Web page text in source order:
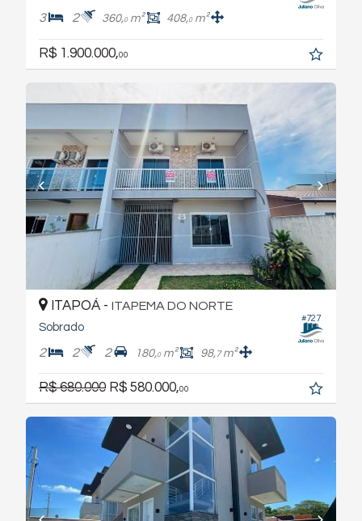
3 2 360,0m² 408,0m²
R$ 1.900.000,00
#727
ITAPOÁ - ITAPEMA DO NORTE
Sobrado
2 2 2 180,0m² 98,7m²
R$ 680.000 R$ 580.000,00